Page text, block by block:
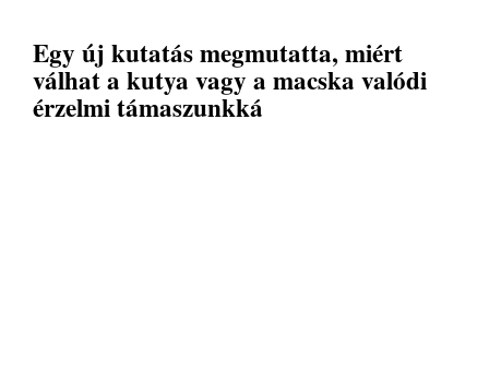
Egy új kutatás megmutatta, miért
válhat a kutya vagy a macska valódi
érzelmi támaszunkká